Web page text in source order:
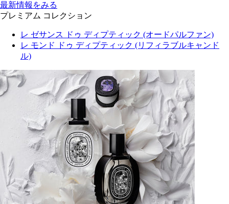
最新情報をみる
プレミアム コレクション
レ ゼサンス ドゥ ディプティック (オードパルファン)
レ モンド ドゥ ディプティック (リフィラブルキャンド
ル)